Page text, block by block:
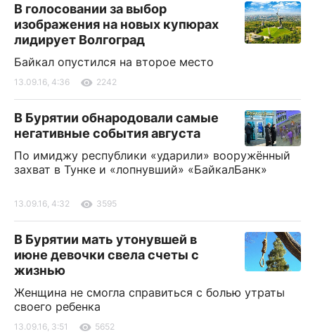
В голосовании за выбор
изображения на новых купюрах
лидирует Волгоград
Байкал опустился на второе место
13.09.16, 4:36 2242
В Бурятии обнародовали самые
негативные события августа
По имиджу республики «ударили» вооружённый
захват в Тунке и «лопнувший» «БайкалБанк»
13.09.16, 4:32 3595
В Бурятии мать утонувшей в
июне девочки свела счеты с
жизнью
Женщина не смогла справиться с болью утраты
своего ребенка
13.09.16, 3:51 5652